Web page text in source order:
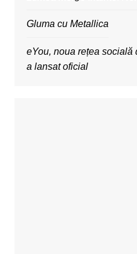
Gluma cu Metallica
eYou, noua rețea socială
a lansat oficial